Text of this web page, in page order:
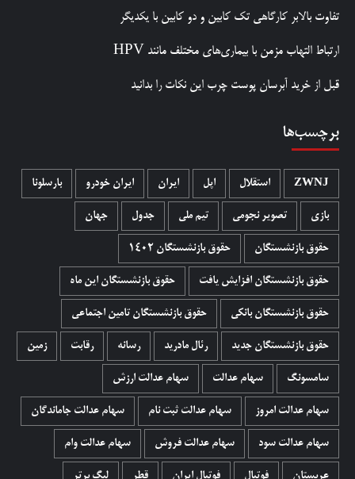
تفاوت بالابر کارگاهی تک کابین و دو کابین با یکدیگر
ارتباط التهاب مزمن با بیماری‌های مختلف مانند HPV
قبل از خرید آبرسان پوست چرب این نکات را بدانید
برچسب‌ها
ZWNJ استقلال اپل ایران ایران خودرو بارسلونا
بازی تصویر نجومی تیم ملی جدول جهان
حقوق بازنشستگان حقوق بازنشستگان 1402
حقوق بازنشستگان افزایش یافت حقوق بازنشستگان این ماه
حقوق بازنشستگان بانکی حقوق بازنشستگان تامین اجتماعی
حقوق بازنشستگان جدید رئال مادرید رسانه رقابت زمین
سامسونگ سهام عدالت سهام عدالت ارزش
سهام عدالت امروز سهام عدالت ثبت نام سهام عدالت جاماندگان
سهام عدالت سود سهام عدالت فروش سهام عدالت وام
عربستان فوتبال فوتبال ایران قطر لیگ برتر